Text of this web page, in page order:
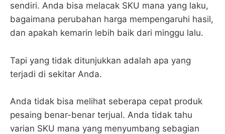
sendiri. Anda bisa melacak SKU mana yang laku,
bagaimana perubahan harga mempengaruhi hasil,
dan apakah kemarin lebih baik dari minggu lalu.
Tapi yang tidak ditunjukkan adalah apa yang
terjadi di sekitar Anda.
Anda tidak bisa melihat seberapa cepat produk
pesaing benar-benar terjual. Anda tidak tahu
varian SKU mana yang menyumbang sebagian